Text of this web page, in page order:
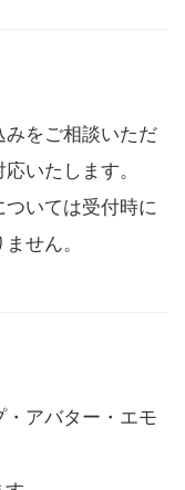
をご相談いただ
いたします。
いては受付時に
せん。
アバター・エモ